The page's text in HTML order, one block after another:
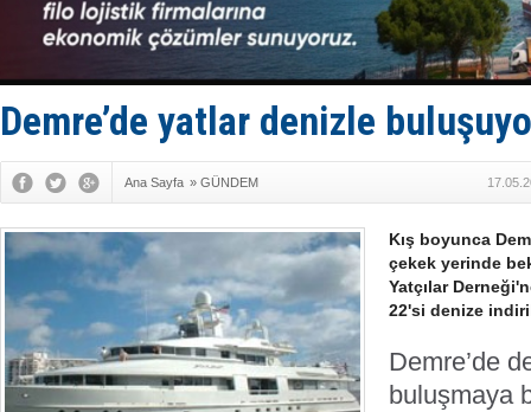
DÖDER,
Fairline,
Baltık
Runit
Türk
Demre’de yatlar denizle
Ana Sayfa » GÜNDEM
Kış boyunca
çekek yerinde
Yatçılar
22'si denize
Demre’de
buluşmaya